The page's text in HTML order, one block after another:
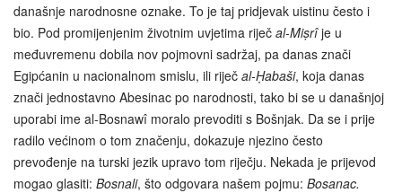
današnje narodnosne oznake. To je taj pridjevak uistinu često i
bio. Pod promijenjenim životnim uvjetima riječ al-Miṣrîje u
međuvremenu dobila nov pojmovni sadržaj, pa danas znači
Egipćanin u nacionalnom smislu, ili riječ al-Ḥabaši, koja danas
znači jednostavno Abesinac po narodnosti, tako bi se u današnjoj
uporabi ime al-Bosnawî moralo prevoditi s Bošnjak. Da se i prije
radilo većinom o tom značenju, dokazuje njezino često
prevođenje na turski jezik upravo tom riječju. Nekada je prijevod
mogao glasiti: Bosnali, što odgovara našem pojmu: Bosanac.